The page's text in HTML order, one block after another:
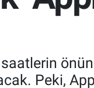
Peki,